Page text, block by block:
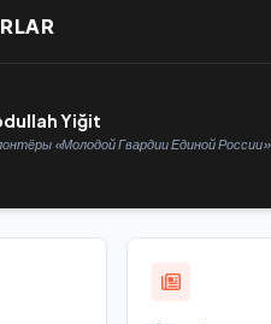
Yiğit
«Молодой Гвардии Единой России»